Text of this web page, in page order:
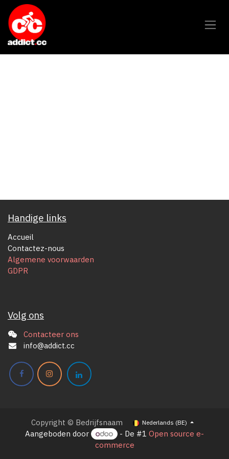
Overslaan naar inhoud
Handige links
Accueil
Contactez-nous
Algemene voorwaarden
GDPR
Volg ons
Contacteer ons
info@addict.cc
Copyright © Bedrijfsnaam Nederlands (BE)
Aangeboden door - De #1 Open source e-
commerce